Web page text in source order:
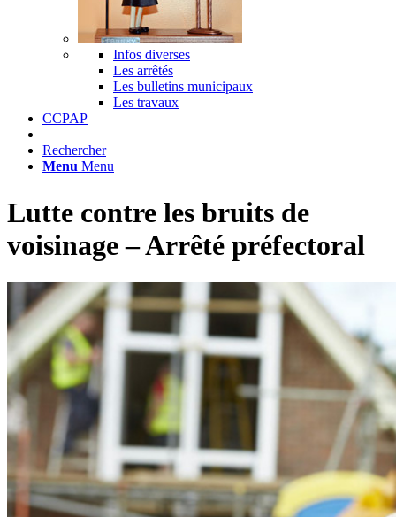
Infos diverses
Les arrêtés
Les bulletins municipaux
Les travaux
CCPAP
Rechercher
Menu Menu
Lutte contre les bruits de
voisinage – Arrêté préfectoral